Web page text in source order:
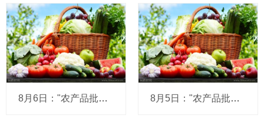
8月6日："农产品批发价格200指数"比昨天上升0.17个点 8月5日："农产品批发价格200指数"比昨天上升0.07个点